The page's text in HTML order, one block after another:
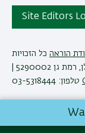
Site Editors
הוראה כל הזכויות
טלפון: 03-5318444
Development: